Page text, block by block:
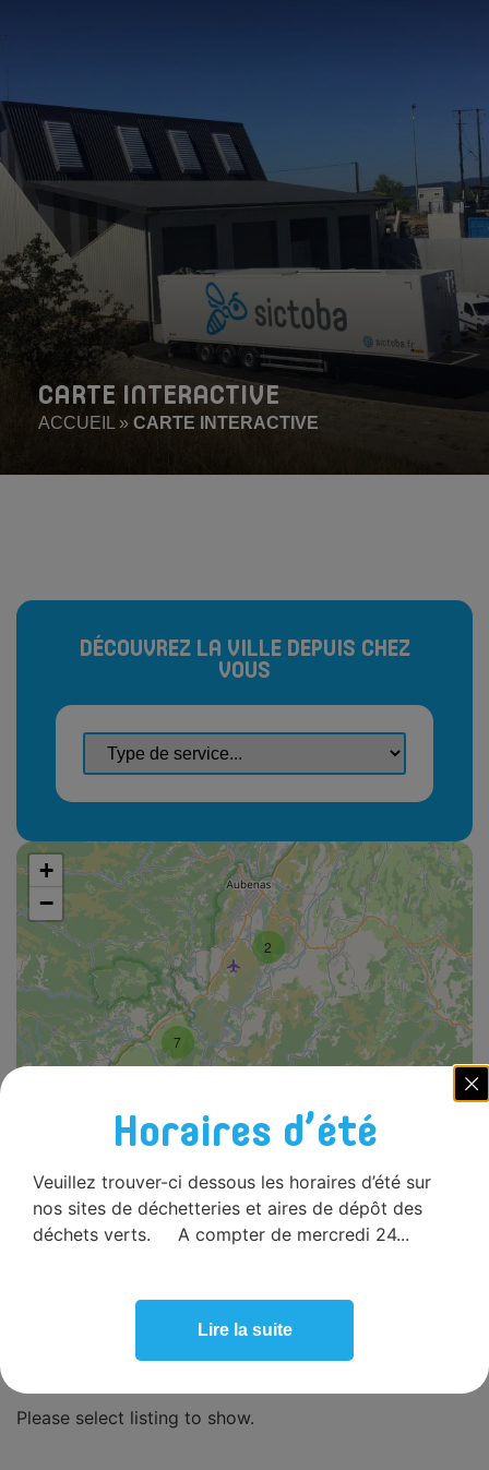
ACCUEIL » CARTE INTERACTIVE
CARTE INTERACTIVE
DÉCOUVREZ LA VILLE DEPUIS CHEZ
VOUS
2
3
3
2
7
+
−
Leaflet|©
Please select listing to show.
Horaires d’été
Veuillez trouver-ci dessous les horaires d’été sur
nos sites de déchetteries et aires de dépôt des
déchets verts. A compter de mercredi 24...
Lire la suite